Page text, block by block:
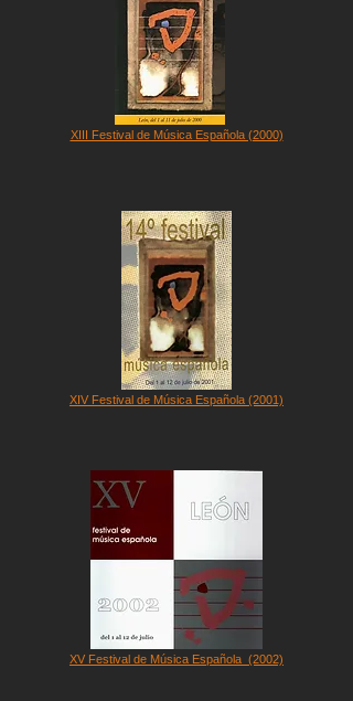
XIII Festival de Música Española (2000)
XIV Festival de Música Española (2001)
XV Festival de Música Española (2002)